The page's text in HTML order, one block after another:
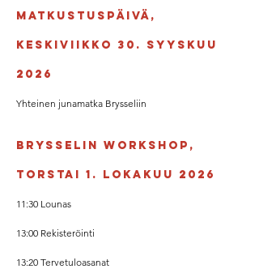
Matkustuspäivä,
Keskiviikko 30. Syyskuu
2026
Yhteinen junamatka Brysseliin
Brysselin workshop,
Torstai 1. Lokakuu 2026
11:30 Lounas
13:00 Rekisteröinti
13:20 Tervetuloasanat